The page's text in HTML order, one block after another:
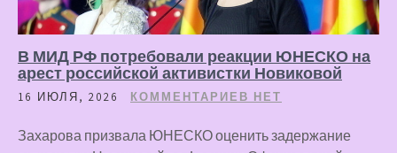
В МИД РФ потребовали реакции ЮНЕСКО на
арест российской активистки Новиковой
16 ИЮЛЯ, 2026 КОММЕНТАРИЕВ НЕТ
Захарова призвала ЮНЕСКО оценить задержание